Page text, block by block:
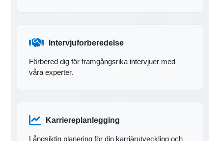
Intervjuforberedelse
Förbered dig för framgångsrika intervjuer med
våra experter.
Karriereplanlegging
Långsiktig planering för din karriärutveckling och